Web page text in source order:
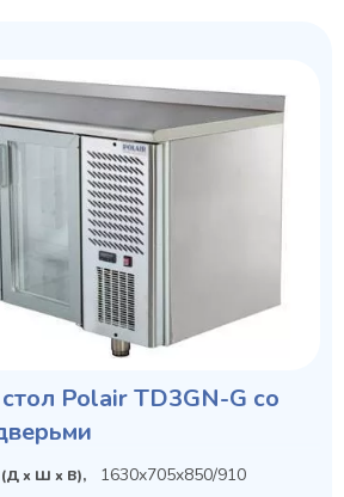
Polair TD3GN-G со
х Ш х В),
1630x705x850/910